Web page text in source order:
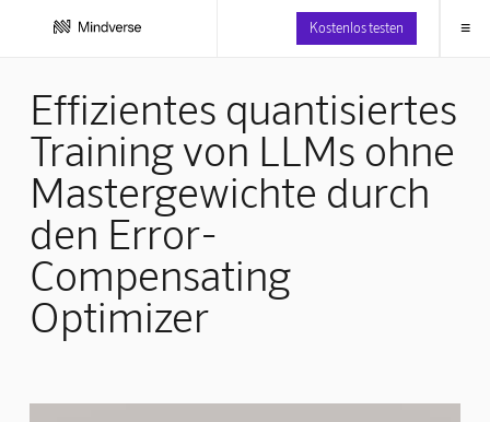
Kostenlos testen ≡
Effizientes quantisiertes
Training von LLMs ohne
Mastergewichte durch
den Error-
Compensating
Optimizer